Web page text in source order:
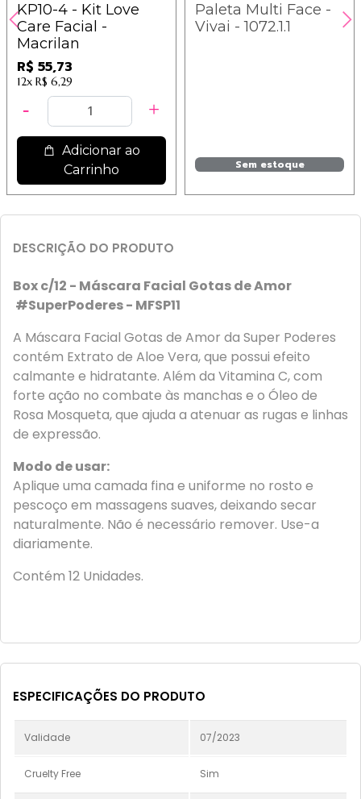
KP10-4 - Kit Love
Care Facial -
Macrilan
R$ 55,73
12x R$ 6,29
Adicionar ao
Carrinho
Paleta Multi Face -
Vivai - 1072.1.1
Sem estoque
DESCRIÇÃO DO PRODUTO
Box c/12 - Máscara Facial Gotas de Amor
#SuperPoderes - MFSP11
A Máscara Facial Gotas de Amor da Super Poderes
contém Extrato de Aloe Vera, que possui efeito
calmante e hidratante. Além da Vitamina C, com
forte ação no combate às manchas e o Óleo de
Rosa Mosqueta, que ajuda a atenuar as rugas e linhas
de expressão.
Modo de usar:
Aplique uma camada fina e uniforme no rosto e
pescoço em massagens suaves, deixando secar
naturalmente. Não é necessário remover. Use-a
diariamente.
Contém 12 Unidades.
ESPECIFICAÇÕES DO PRODUTO
Validade 07/2023
Cruelty Free Sim